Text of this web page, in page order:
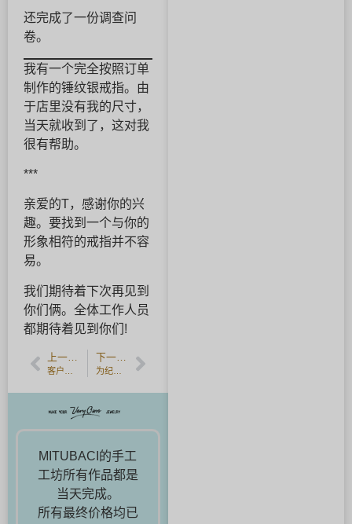
还完成了一份调查问
卷。
我有一个完全按照订单
制作的锤纹银戒指。由
于店里没有我的尺寸，
当天就收到了，这对我
很有帮助。
***
亲爱的T，感谢你的兴
趣。要找到一个与你的
形象相符的戒指并不容
易。
我们期待着下次再见到
你们俩。全体工作人员
都期待着见到你们!
上一篇文章 下一篇文章
MITUBACI的手工
工坊所有作品都是
当天完成。
所有最终价格均已